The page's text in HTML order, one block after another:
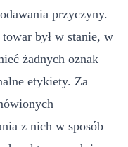
przyczyny.
był w stanie, w
żadnych oznak
etykiety. Za
z nich w sposób